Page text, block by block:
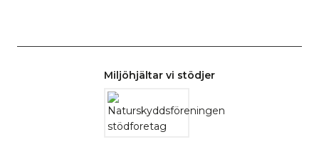
Miljöhjältar vi stödjer